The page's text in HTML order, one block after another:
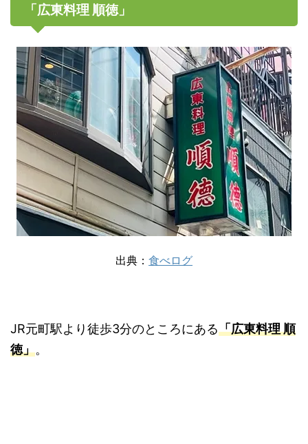
「広東料理 順徳」
出典： 食べログ
JR元町駅より徒歩3分のところにある「広東料理 順
徳」。